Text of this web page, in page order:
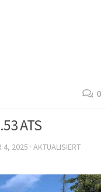
0
ATS
4, 2025 · AKTUALISIERT